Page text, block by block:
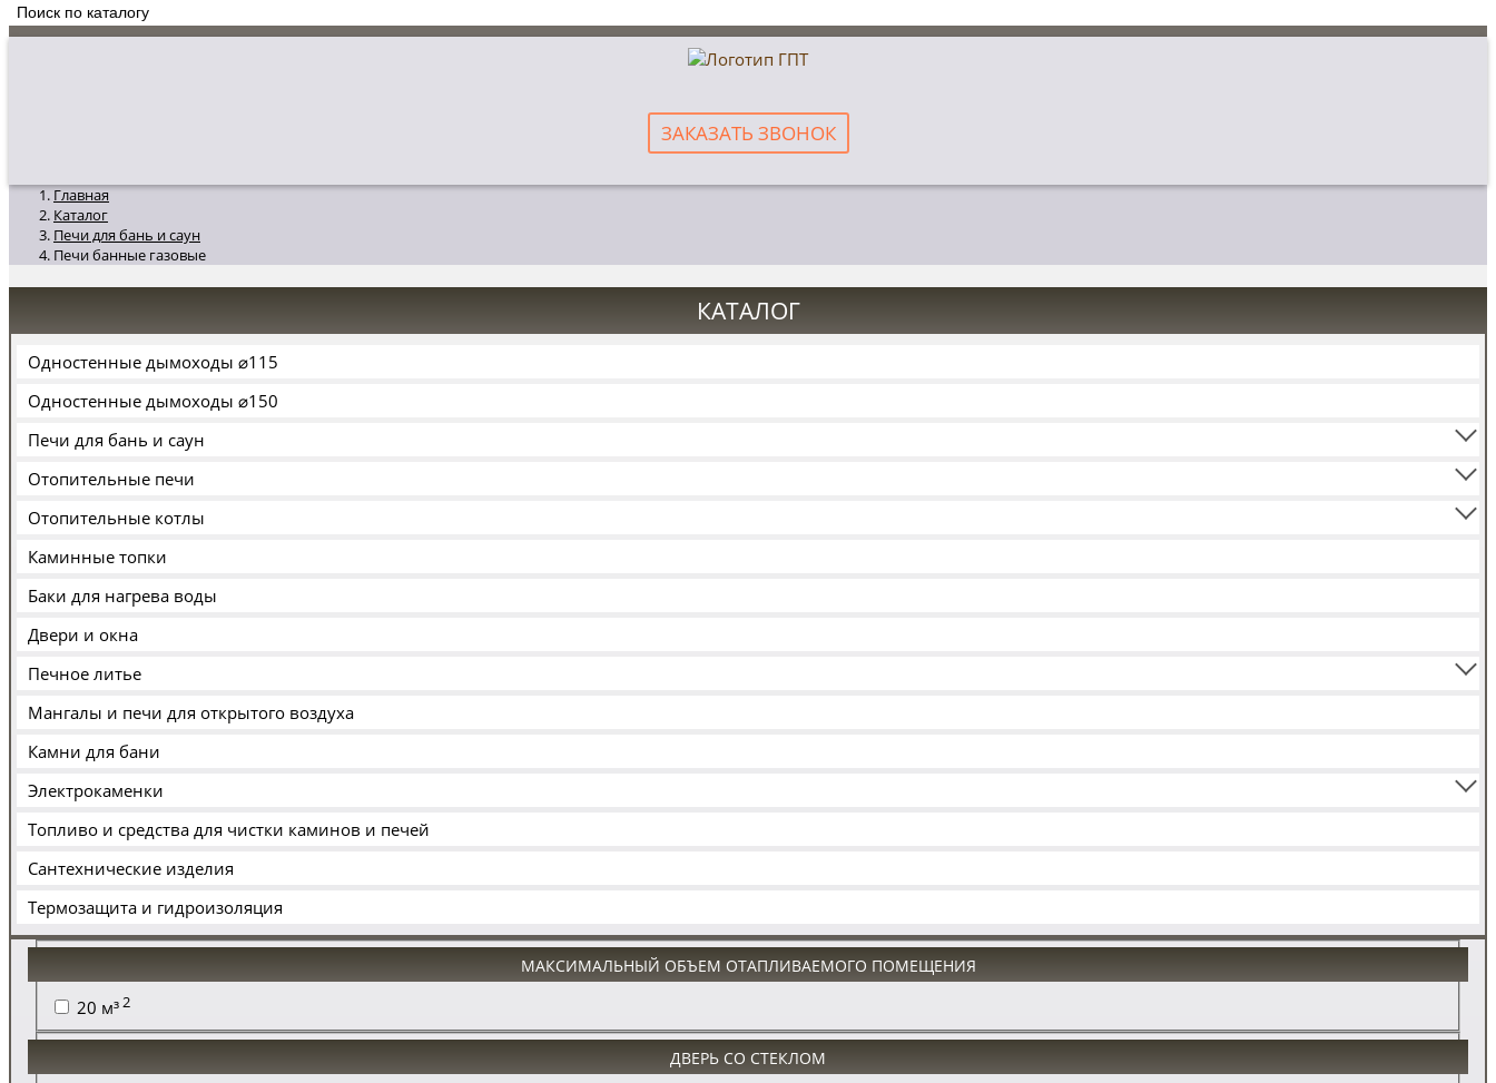
ЗАКАЗАТЬ ЗВОНОК
Главная
Каталог
Печи для бань и саун
Печи банные газовые
КАТАЛОГ
Одностенные дымоходы ⌀115
Одностенные дымоходы ⌀150
Печи для бань и саун
Отопительные печи
Отопительные котлы
Каминные топки
Баки для нагрева воды
Двери и окна
Печное литье
Мангалы и печи для открытого воздуха
Камни для бани
Электрокаменки
Топливо и средства для чистки каминов и печей
Сантехнические изделия
Термозащита и гидроизоляция
МАКСИМАЛЬНЫЙ ОБЪЕМ ОТАПЛИВАЕМОГО ПОМЕЩЕНИЯ
20 м³2
ДВЕРЬ СО СТЕКЛОМ